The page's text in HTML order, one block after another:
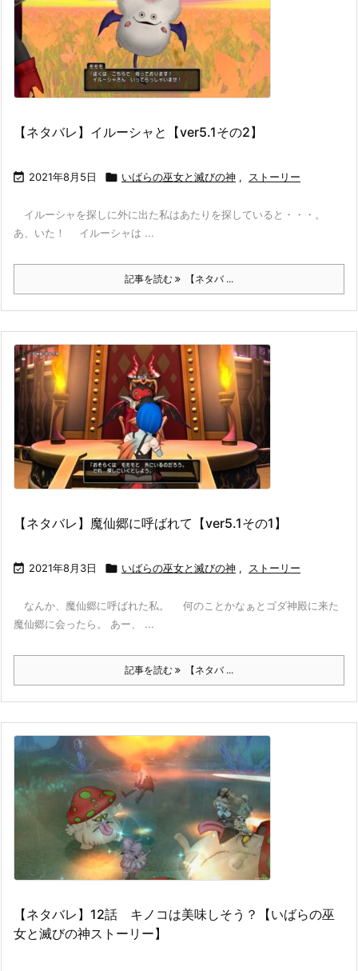
【ネタバレ】イルーシャと【ver5.1その2】
 2021年8月5日  いばらの巫女と滅びの神 , ストーリー
イルーシャを探しに外に出た私はあたりを探していると・・・。
あ、いた！ イルーシャは ...
記事を読む 【ネタバ ...
【ネタバレ】魔仙郷に呼ばれて【ver5.1その1】
 2021年8月3日  いばらの巫女と滅びの神 , ストーリー
なんか、魔仙郷に呼ばれた私。 何のことかなぁとゴダ神殿に来た
魔仙郷に会ったら。 あー、 ...
記事を読む 【ネタバ ...
【ネタバレ】12話 キノコは美味しそう？【いばらの巫
女と滅びの神ストーリー】